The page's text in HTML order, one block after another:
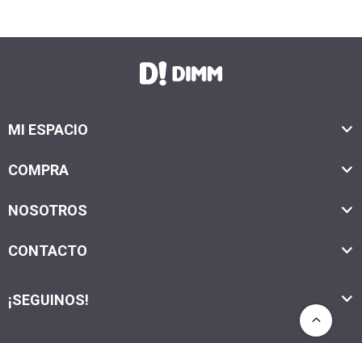
MI ESPACIO
COMPRA
NOSOTROS
CONTACTO
¡SEGUINOS!